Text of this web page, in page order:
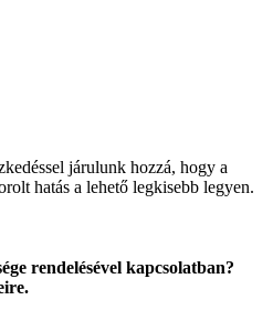
járulunk hozzá, hogy a
hatás a lehető legkisebb legyen.
rendelésével kapcsolatban?